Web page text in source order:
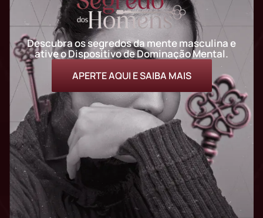
Descubra os segredos da mente masculina e
ative o Dispositivo de Dominação Mental.
APERTE AQUI E SAIBA MAIS